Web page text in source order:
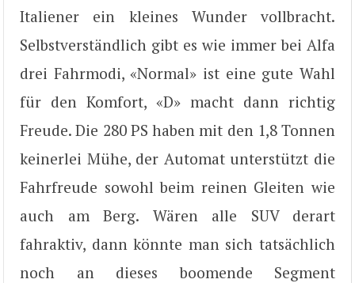
Italiener ein kleines Wunder vollbracht.
Selbstverständlich gibt es wie immer bei Alfa
drei Fahrmodi, «Normal» ist eine gute Wahl
für den Komfort, «D» macht dann richtig
Freude. Die 280 PS haben mit den 1,8 Tonnen
keinerlei Mühe, der Automat unterstützt die
Fahrfreude sowohl beim reinen Gleiten wie
auch am Berg. Wären alle SUV derart
fahraktiv, dann könnte man sich tatsächlich
noch an dieses boomende Segment